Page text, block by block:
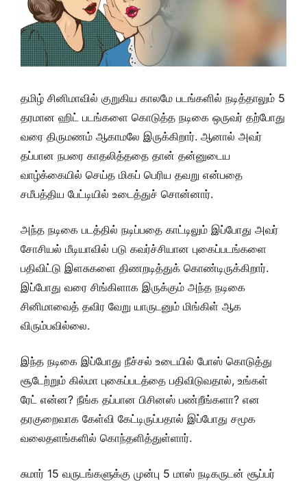
தமிழ் சினிமாவில் குறுகிய காலமே படங்களில் நடித்தாலும் 5
தரமான ஹிட் படங்களை கொடுத்த நடிகை ஒருவர் தற்போது
வரை திருமணம் ஆகாமலே இருக்கிறார். ஆனால் அவர்
தப்பான நபரை காதலித்ததை தான் தன்னுடைய
வாழ்க்கையில் செய்த மிகப் பெரிய தவறு என்பதை
சமீபத்திய பேட்டியில் உடைத்துச் சொன்னார்.
அந்த நடிகை படத்தில் நடிப்பதை காட்டிலும் இப்போது அவர்
சோசியல் மீடியாவில் படு கவர்ச்சியான புகைப்படங்களை
பதிவிட்டு இளசுகளை திணறடித்துக் கொண்டிருக்கிறார்.
இப்போது வரை சிங்கிளாக இருக்கும் அந்த நடிகை
சினிமாவைத் தவிர வேறு யாருடனும் மிங்கிள் ஆக
விரும்பவில்லை.
இந்த நடிகை இப்போது நீச்சல் உடையில் போஸ் கொடுத்து
சூடேற்றும் கில்மா புகைப்படத்தை பதிவிடுவதால், உங்கள்
ரேட் என்ன? நீங்க தப்பான பிசினஸ் பண்றீங்களா? என
தரகுறைவாக கேள்வி கேட்டிருப்பதால் இப்போது சமூக
வலைதளங்களில் கொந்தளித்துள்ளார்.
சுமார் 15 வருடங்களுக்கு முன்பு 5 மாஸ் நடிகருடன் சூப்பர்